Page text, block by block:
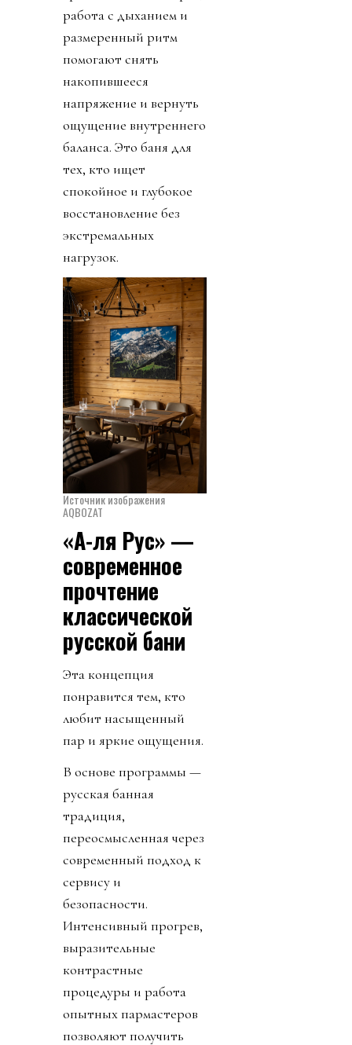
работа с дыханием и
размеренный ритм
помогают снять
накопившееся
напряжение и вернуть
ощущение внутреннего
баланса. Это баня для
тех, кто ищет
спокойное и глубокое
восстановление без
экстремальных
нагрузок.
Источник изображения
AQBOZAT
«А-ля Рус» —
современное
прочтение
классической
русской бани
Эта концепция
понравится тем, кто
любит насыщенный
пар и яркие ощущения.
В основе программы —
русская банная
традиция,
переосмысленная через
современный подход к
сервису и
безопасности.
Интенсивный прогрев,
выразительные
контрастные
процедуры и работа
опытных пармастеров
позволяют получить